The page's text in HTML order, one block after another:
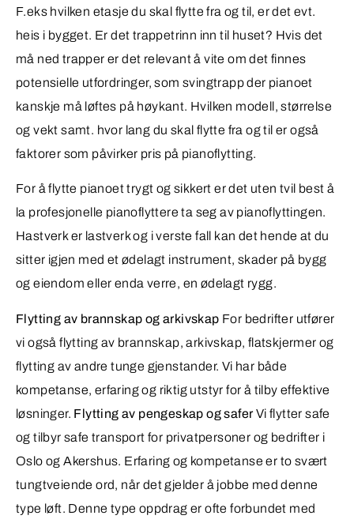
F.eks hvilken etasje du skal flytte fra og til, er det evt.
heis i bygget. Er det trappetrinn inn til huset? Hvis det
må ned trapper er det relevant å vite om det finnes
potensielle utfordringer, som svingtrapp der pianoet
kanskje må løftes på høykant. Hvilken modell, størrelse
og vekt samt. hvor lang du skal flytte fra og til er også
faktorer som påvirker pris på pianoflytting.
For å flytte pianoet trygt og sikkert er det uten tvil best å
la profesjonelle pianoflyttere ta seg av pianoflyttingen.
Hastverk er lastverk og i verste fall kan det hende at du
sitter igjen med et ødelagt instrument, skader på bygg
og eiendom eller enda verre, en ødelagt rygg.
Flytting av brannskap og arkivskap For bedrifter utfører
vi også flytting av brannskap, arkivskap, flatskjermer og
flytting av andre tunge gjenstander. Vi har både
kompetanse, erfaring og riktig utstyr for å tilby effektive
løsninger. Flytting av pengeskap og saferVi flytter safe
og tilbyr safe transport for privatpersoner og bedrifter i
Oslo og Akershus. Erfaring og kompetanse er to svært
tungtveiende ord, når det gjelder å jobbe med denne
type løft. Denne type oppdrag er ofte forbundet med